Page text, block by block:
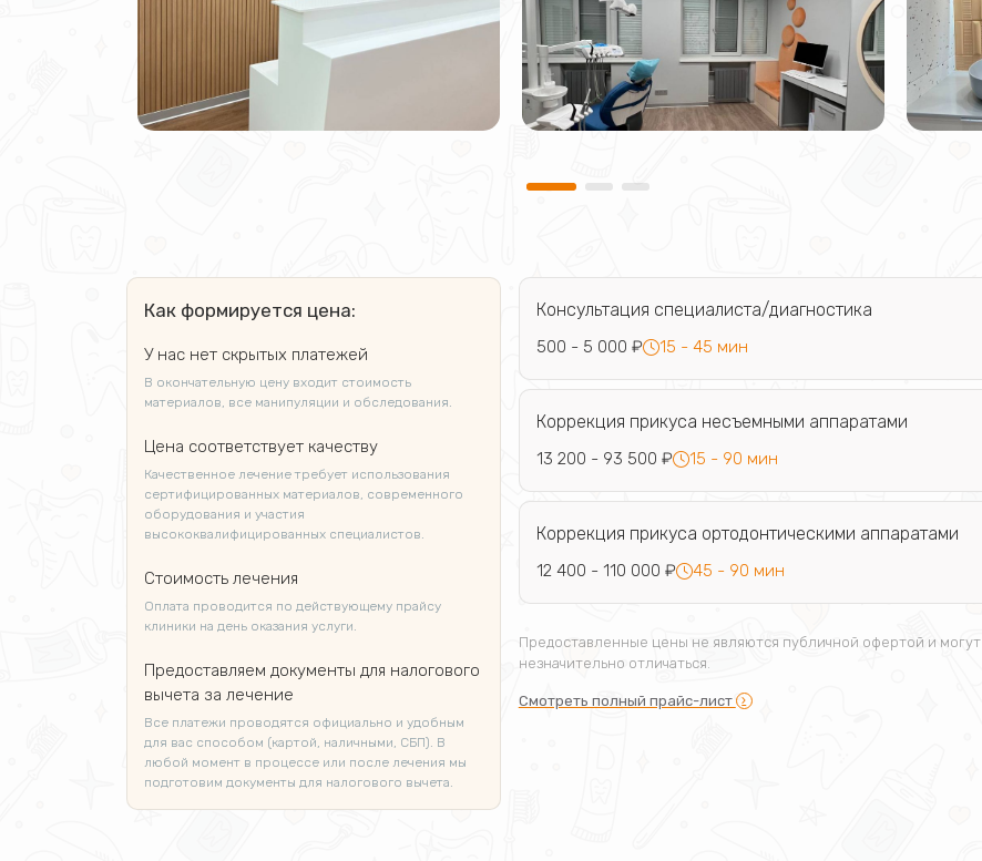
Как формируется цена:
У нас нет скрытых платежей
В окончательную цену входит стоимость
материалов, все манипуляции и обследования.
Цена соответствует качеству
Качественное лечение требует использования
сертифицированных материалов, современного
оборудования и участия
высококвалифицированных специалистов.
Стоимость лечения
Оплата проводится по действующему прайсу
клиники на день оказания услуги.
Предоставляем документы для налогового
вычета за лечение
Все платежи проводятся официально и удобным
для вас способом (картой, наличными, СБП). В
любой момент в процессе или после лечения мы
подготовим документы для налогового вычета.
Консультация специалиста/диагностика
500 - 5 000 ₽ 15 - 45 мин
Коррекция прикуса несъемными аппаратами
13 200 - 93 500 ₽ 15 - 90 мин
Коррекция прикуса ортодонтическими аппаратами
12 400 - 110 000 ₽ 45 - 90 мин
Предоставленные цены не являются публичной офертой и могут
незначительно отличаться.
Смотреть полный прайс-лист